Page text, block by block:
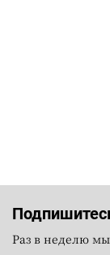
Раз в неделю